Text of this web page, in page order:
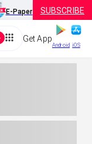
E-Paper SUBSCRIBE
Get App
Android iOS